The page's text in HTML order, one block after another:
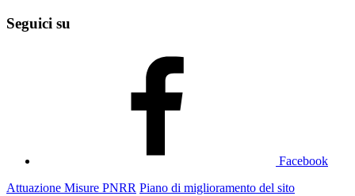
Seguici su
Facebook
Attuazione Misure PNRR Piano di miglioramento del sito